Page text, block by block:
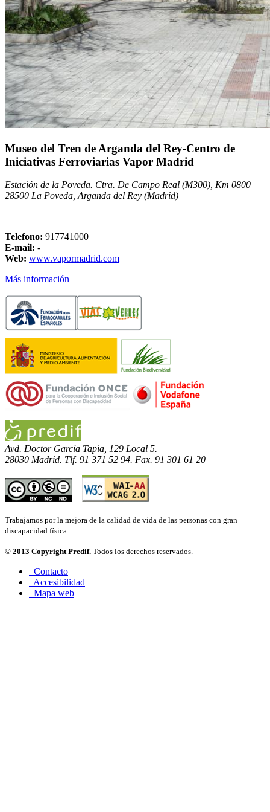
Museo del Tren de Arganda del Rey-Centro de
Iniciativas Ferroviarias Vapor Madrid
Estación de la Poveda. Ctra. De Campo Real (M300), Km 0800
28500 La Poveda, Arganda del Rey (Madrid)
Telefono: 917741000
E-mail: -
Web: www.vapormadrid.com
Más información
Avd. Doctor García Tapia, 129 Local 5.
28030 Madrid. Tlf. 91 371 52 94. Fax. 91 301 61 20
Trabajamos por la mejora de la calidad de vida de las personas con gran
discapacidad física.
© 2013 Copyright Predif. Todos los derechos reservados.
Contacto
Accesibilidad
Mapa web